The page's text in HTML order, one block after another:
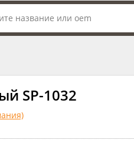
SP-1032